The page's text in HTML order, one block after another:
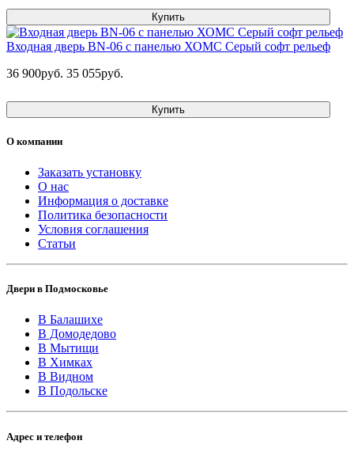
Купить
Входная дверь BN-06 с панелью ХОМС Серый софт рельеф
36 900руб. 35 055руб.
Купить
О компании
Заказать установку
О нас
Информация о доставке
Политика безопасности
Условия соглашения
Статьи
Двери в Подмосковье
В Балашихе
В Домодедово
В Мытищи
В Химках
В Видном
В Подольске
Адрес и телефон